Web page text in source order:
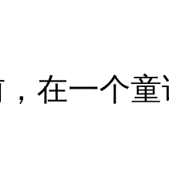
在一个